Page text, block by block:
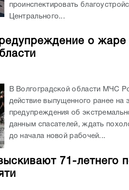
проинспектировать
Центрального...
о жаре
В Волгоградской области МЧС
действие выпущенного ранее на
предупреждения об
данным спасателей, ждать
до начала новой рабочей...
71-летнего